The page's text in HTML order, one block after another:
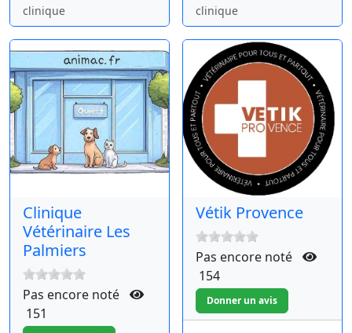
clinique
clinique
Clinique
Vétérinaire Les
Palmiers
Pas encore noté
151
Vétik Provence
Pas encore noté
154